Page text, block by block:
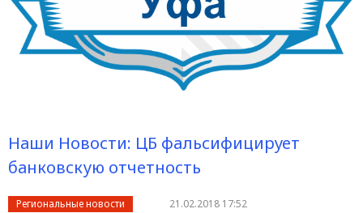
Наши Новости: ЦБ фальсифицирует
банковскую отчетность
Региональные новости 21.02.2018 17:52